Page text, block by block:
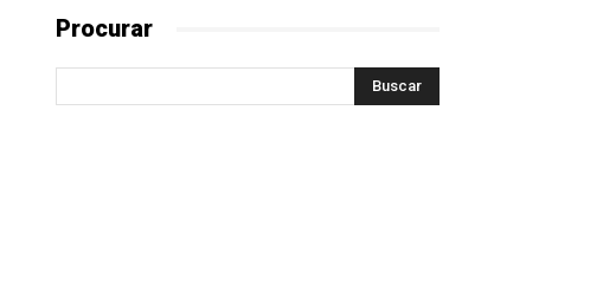
Procurar